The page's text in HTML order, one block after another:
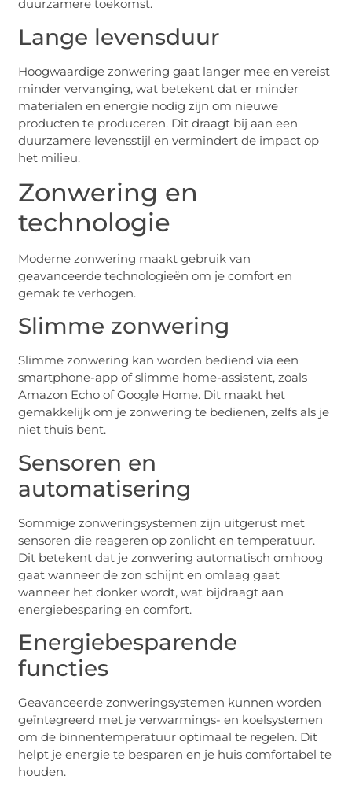
duurzamere toekomst.
Lange levensduur
Hoogwaardige zonwering gaat langer mee en vereist
minder vervanging, wat betekent dat er minder
materialen en energie nodig zijn om nieuwe
producten te produceren. Dit draagt bij aan een
duurzamere levensstijl en vermindert de impact op
het milieu.
Zonwering en
technologie
Moderne zonwering maakt gebruik van
geavanceerde technologieën om je comfort en
gemak te verhogen.
Slimme zonwering
Slimme zonwering kan worden bediend via een
smartphone-app of slimme home-assistent, zoals
Amazon Echo of Google Home. Dit maakt het
gemakkelijk om je zonwering te bedienen, zelfs als je
niet thuis bent.
Sensoren en
automatisering
Sommige zonweringsystemen zijn uitgerust met
sensoren die reageren op zonlicht en temperatuur.
Dit betekent dat je zonwering automatisch omhoog
gaat wanneer de zon schijnt en omlaag gaat
wanneer het donker wordt, wat bijdraagt aan
energiebesparing en comfort.
Energiebesparende
functies
Geavanceerde zonweringsystemen kunnen worden
geïntegreerd met je verwarmings- en koelsystemen
om de binnentemperatuur optimaal te regelen. Dit
helpt je energie te besparen en je huis comfortabel te
houden.